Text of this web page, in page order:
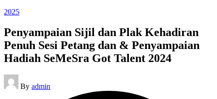
Posted
2025
Penyampaian Sijil dan Plak Kehadiran
Penuh Sesi Petang dan & Penyampaian
Hadiah SeMeSra Got Talent 2024
Posted
by
By admin